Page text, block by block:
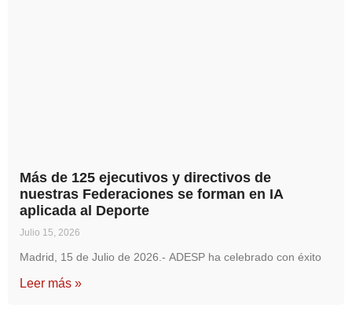
Más de 125 ejecutivos y directivos de
nuestras Federaciones se forman en IA
aplicada al Deporte
Julio 15, 2026
Madrid, 15 de Julio de 2026.- ADESP ha celebrado con éxito
Leer más »